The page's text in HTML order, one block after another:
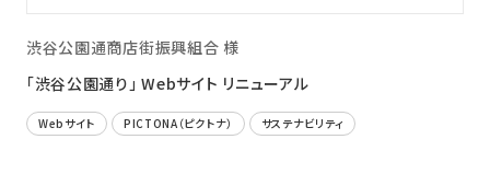
渋谷公園通商店街振興組合 様
「渋谷公園通り」 Webサイト リニューアル
Webサイト PICTONA（ピクトナ） サステナビリティ